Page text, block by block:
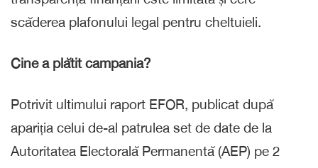
scăderea plafonului legal pentru cheltuieli.
Cine a plătit campania?
Potrivit ultimului raport EFOR, publicat după
apariția celui de-al patrulea set de date de la
Autoritatea Electorală Permanentă (AEP) pe 2